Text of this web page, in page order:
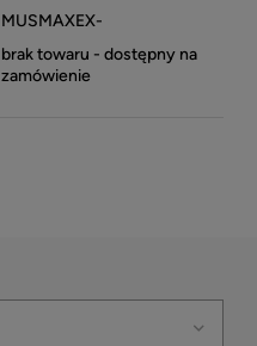
MUSMAXEX-
brak towaru - dostępny na
zamówienie